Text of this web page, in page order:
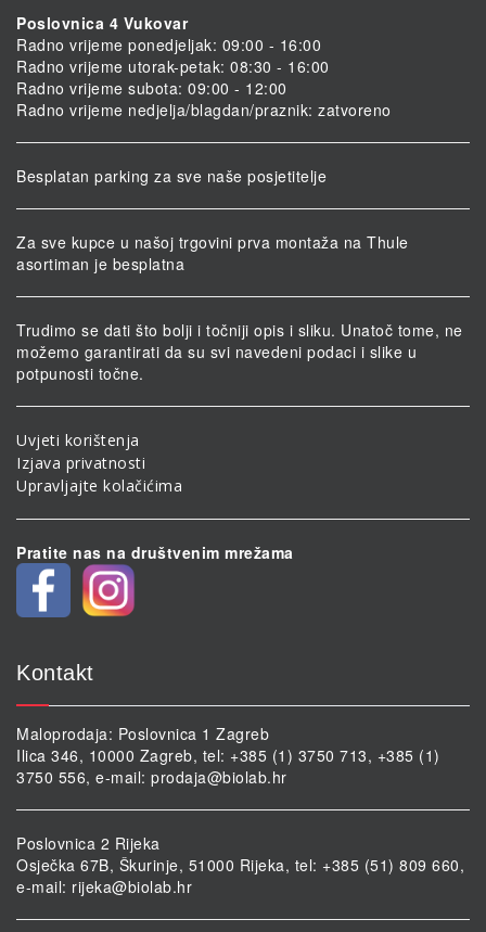
Poslovnica 4 Vukovar
Radno vrijeme ponedjeljak: 09:00 - 16:00
Radno vrijeme utorak-petak: 08:30 - 16:00
Radno vrijeme subota: 09:00 - 12:00
Radno vrijeme nedjelja/blagdan/praznik: zatvoreno
Besplatan parking za sve naše posjetitelje
Za sve kupce u našoj trgovini prva montaža na Thule
asortiman je besplatna
Trudimo se dati što bolji i točniji opis i sliku. Unatoč tome, ne
možemo garantirati da su svi navedeni podaci i slike u
potpunosti točne.
Uvjeti korištenja
Izjava privatnosti
Upravljajte kolačićima
Pratite nas na društvenim mrežama
Kontakt
Maloprodaja: Poslovnica 1 Zagreb
Ilica 346, 10000 Zagreb, tel: +385 (1) 3750 713, +385 (1)
3750 556, e-mail: prodaja@biolab.hr
Poslovnica 2 Rijeka
Osječka 67B, Škurinje, 51000 Rijeka, tel: +385 (51) 809 660,
e-mail: rijeka@biolab.hr